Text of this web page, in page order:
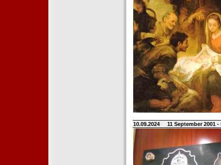
10.09.2024 11 September 2001